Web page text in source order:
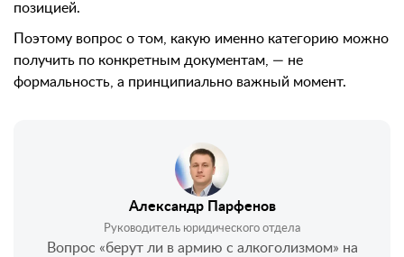
позицией.
Поэтому вопрос о том, какую именно категорию можно
получить по конкретным документам, — не
формальность, а принципиально важный момент.
Александр Парфенов
Руководитель юридического отдела
Вопрос «берут ли в армию с алкоголизмом» на